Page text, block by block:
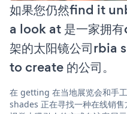
如果您仍然find it
a look at 是一家拥
架的太阳镜公司rbia
to create 的公司。
在 getting 在当地展览会和手
shades 正在寻找一种在线销